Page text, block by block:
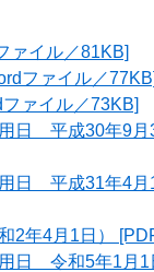
ァイル／81KB]
ファイル／77KB]
ァイル／73KB]
日 平成30年9月
日 平成31年4月
年4月1日）
日 令和5年1月1